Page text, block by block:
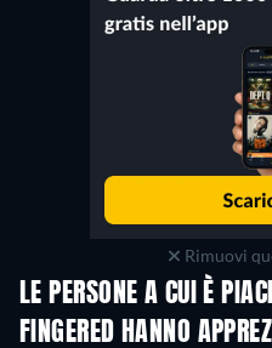
Rimuovi
LE PERSONE A CUI È
FINGERED HANNO